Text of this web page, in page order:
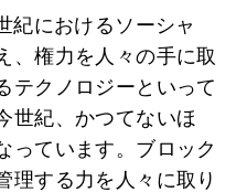
紀におけるソーシャ
、権力を人々の手に取
テクノロジーといって
世紀、かつてないほ
っています。ブロック
理する力を人々に取り